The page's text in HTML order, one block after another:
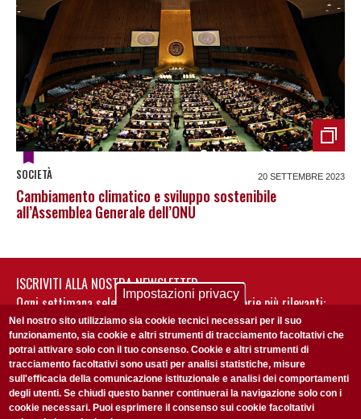
SOCIETÀ 20 SETTEMBRE 2023
Cambiamento climatico e sviluppo sostenibile
all’Assemblea Generale dell’ONU
ISCRIVITI ALLA NOSTRA NEWSLETTER
Ogni settimana selezioniamo per te nostre storie più rilevanti:
non perderti gli aggiornamenti della nostra newsletter
Impostazioni privacy
Nel nostro sito utilizziamo sia cookie tecnici necessari per il suo
funzionamento, sia cookie e altri strumenti di tracciamento facoltativi che
potrai attivare solo con il tuo consenso. Cookie e altri strumenti di
tracciamento facoltativi sono usati per analisi statistiche, misure
sull'efficacia della comunicazione istituzionale e analisi dei comportamenti
degli utenti. Se chiudi questo banner continuerai la navigazione solo con i
cookie necessari. Puoi esprimere il consenso sui cookie facoltativi